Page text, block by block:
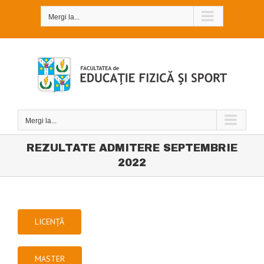
Mergi la...
Mergi la...
REZULTATE ADMITERE SEPTEMBRIE
2022
LICENȚĂ
MASTER